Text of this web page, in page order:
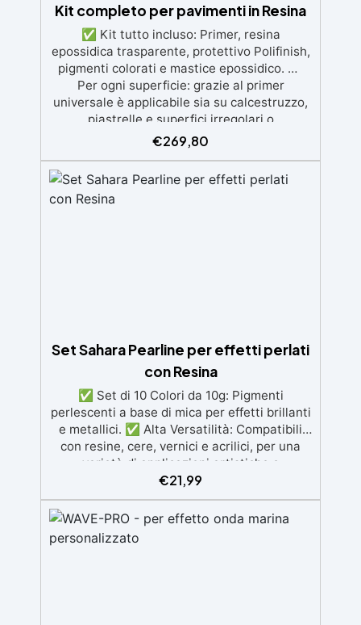
Kit completo per pavimenti in Resina
✅ Kit tutto incluso: Primer, resina
epossidica trasparente, protettivo Polifinish,
pigmenti colorati e mastice epossidico. ✅
Per ogni superficie: grazie al primer
universale è applicabile sia su calcestruzzo,
piastrelle e superfici irregolari o
danneggiate. ✅ Facile da applicare: Video
Guida completa inclusa, 3 semplici passaggi,
finitura protettiva antigraffio. ✅ Risultati
professionali: Sistema autolivellante,
€269,80
Set Sahara Pearline per effetti perlati
con Resina
✅ Set di 10 Colori da 10g: Pigmenti
perlescenti a base di mica per effetti brillanti
e metallici. ✅ Alta Versatilità: Compatibili
con resine, cere, vernici e acrilici, per una
varietà di applicazioni artistiche e
artigianali. ✅ Effetti Cromatici Innovativi:
Mescolando più pigmenti, si ottengono
nuove sfumature e fantastici effetti "venati".
✅ Alta Resistenza: I pigmenti mantengono
la loro brillantezza anche esposti alla luce
€21,99